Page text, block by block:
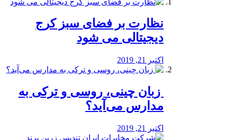
نظارت بر فضای سبز کرج
دیجیتالی می شود
اکتبر 21, 2019
️ زبان چینی، روسی و ترکی به
مدارس می‌آید؟
اکتبر 21, 2019